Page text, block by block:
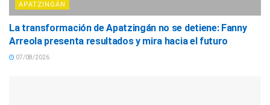
APATZINGÁN
La transformación de Apatzingán no se detiene: Fanny
Arreola presenta resultados y mira hacia el futuro
07/08/2026